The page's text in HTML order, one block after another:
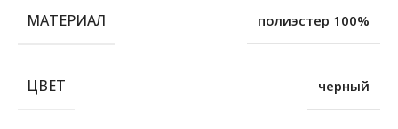
МАТЕРИАЛ полиэстер 100%
ЦВЕТ черный